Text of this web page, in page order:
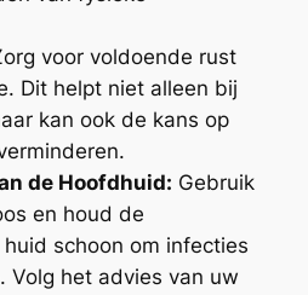
voor voldoende rust
Dit helpt niet alleen bij
kan ook de kans op
de Hoofdhuid: Gebruik
en houd de
schoon om infecties
Volg het advies van uw